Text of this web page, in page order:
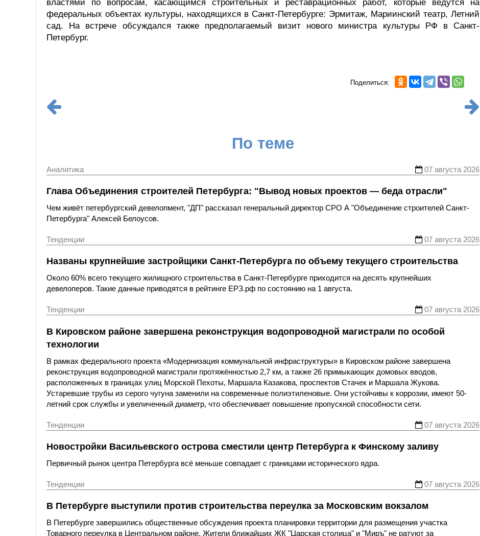
властями по вопросам, касающимся строительных и реставрационных работ, которые ведутся на
федеральных объектах культуры, находящихся в Санкт-Петербурге: Эрмитаж, Мариинский театр, Летний
сад. На встрече обсуждался также предполагаемый визит нового министра культуры РФ в Санкт-
Петербург.
Поделиться:
По теме
Аналитика 07 августа 2026
Глава Объединения строителей Петербурга: "Вывод новых проектов — беда отрасли"
Чем живёт петербургский девелопмент, "ДП" рассказал генеральный директор СРО А "Объединение строителей Санкт-
Петербурга" Алексей Белоусов.
Тенденции 07 августа 2026
Названы крупнейшие застройщики Санкт-Петербурга по объему текущего строительства
Около 60% всего текущего жилищного строительства в Санкт-Петербурге приходится на десять крупнейших
девелоперов. Такие данные приводятся в рейтинге ЕРЗ.рф по состоянию на 1 августа.
Тенденции 07 августа 2026
В Кировском районе завершена реконструкция водопроводной магистрали по особой
технологии
В рамках федерального проекта «Модернизация коммунальной инфраструктуры» в Кировском районе завершена
реконструкция водопроводной магистрали протяжённостью 2,7 км, а также 26 примыкающих домовых вводов,
расположенных в границах улиц Морской Пехоты, Маршала Казакова, проспектов Стачек и Маршала Жукова.
Устаревшие трубы из серого чугуна заменили на современные полиэтиленовые. Они устойчивы к коррозии, имеют 50-
летний срок службы и увеличенный диаметр, что обеспечивает повышение пропускной способности сети.
Тенденции 07 августа 2026
Новостройки Васильевского острова сместили центр Петербурга к Финскому заливу
Первичный рынок центра Петербурга всё меньше совпадает с границами исторического ядра.
Тенденции 07 августа 2026
В Петербурге выступили против строительства переулка за Московским вокзалом
В Петербурге завершились общественные обсуждения проекта планировки территории для размещения участка
Товарного переулка в Центральном районе. Жители ближайших ЖК "Царская столица" и "Миръ" не ратуют за